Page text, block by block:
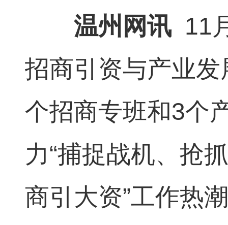
温州网讯 11
招商引资与产业
个招商专班和3个
力“捕捉战机、抢
商引大资”工作热